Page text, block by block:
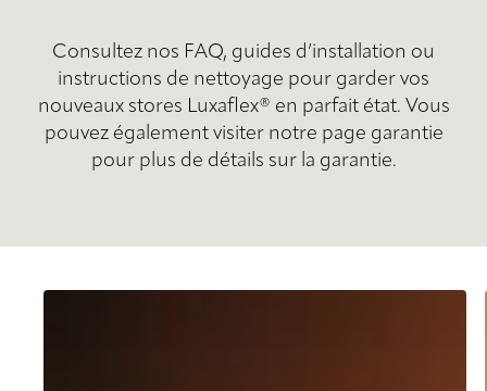
Consultez nos FAQ, guides d’installation ou
instructions de nettoyage pour garder vos
nouveaux stores Luxaflex® en parfait état. Vous
pouvez également visiter notre page garantie
pour plus de détails sur la garantie.